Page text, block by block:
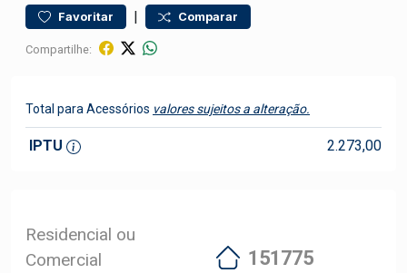
Favoritar | Comparar
Compartilhe:
Total para Acessórios valores sujeitos a alteração.
IPTU 2.273,00
Residencial ou
Comercial
151775